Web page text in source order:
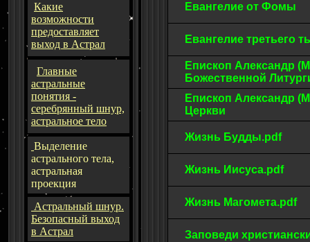
Какие
возможности
предоставляет
выход в Астрал
Главные
астральные
понятия -
серебрянный шнур,
астральное тело
Выделение
астрального тела,
астральная
проекция
Астральный шнур.
Безопасный выход
в Астрал
Евангелие от Фомы
Евангелие третьего
Епископ Александр
Божественной
Епископ Александр
Церкви
Жизнь Будды.pdf
Жизнь Иисуса.pdf
Жизнь Магомета.pdf
Заповеди